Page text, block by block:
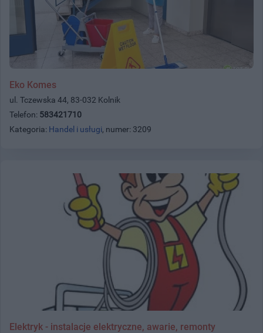
Eko Komes
ul. Tczewska 44, 83-032 Kolnik
Telefon: 583421710
Kategoria: Handel i usługi, numer: 3209
Elektryk - instalacje elektryczne, awarie, remonty